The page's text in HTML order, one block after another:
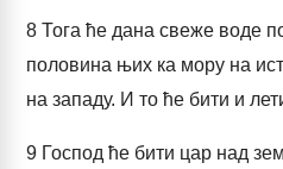
8 Тога ће дана свеже воде
половина њих ка мору на
на западу. И то ће бити и
9 Господ ће бити цар над